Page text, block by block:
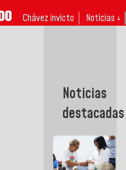
Chávez invicto Noticias ↓
Noticias
destacadas